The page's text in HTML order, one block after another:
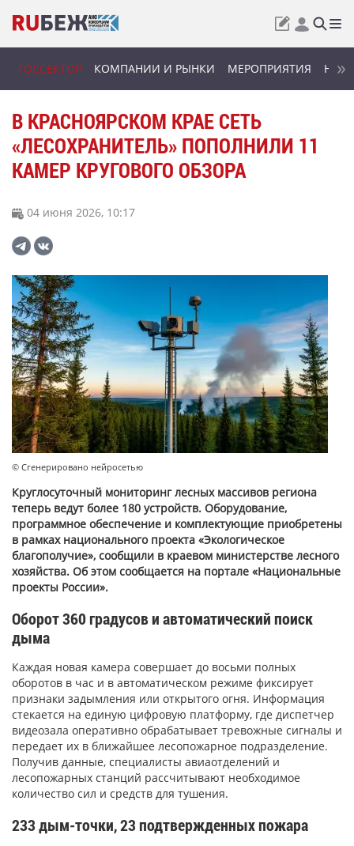
ГОССЕКТОР КОМПАНИИ И РЫНКИ МЕРОПРИЯТИЯ
В КРАСНОЯРСКОМ КРАЕ СЕТЬ
«ЛЕСОХРАНИТЕЛЬ» ПОПОЛНИЛИ 11
КАМЕР КРУГОВОГО ОБЗОРА
04 июня 2026, 10:17
© Сгенерировано нейросетью
Круглосуточный мониторинг лесных массивов региона
теперь ведут более 180 устройств. Оборудование,
программное обеспечение и комплектующие приобретены
в рамках национального проекта «Экологическое
благополучие», сообщили в краевом министерстве лесного
хозяйства. Об этом сообщается на портале «Национальные
проекты России».
Оборот 360 градусов и автоматический поиск
дыма
Каждая новая камера совершает до восьми полных
оборотов в час и в автоматическом режиме фиксирует
признаки задымления или открытого огня. Информация
стекается на единую цифровую платформу, где диспетчер
видеозала оперативно обрабатывает тревожные сигналы и
передает их в ближайшее лесопожарное подразделение.
Получив данные, специалисты авиаотделений и
лесопожарных станций рассчитывают необходимое
количество сил и средств для тушения.
233 дым-точки, 23 подтвержденных пожара